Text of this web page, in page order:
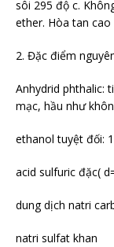
sôi 295 độ c.
ether. Hòa tan
2. Đặc điểm
Anhydrid phthalic:
mạc, hầu như
ethanol tuyệt đối:
acid sulfuric đặc(
dung dịch natri
natri sulfat khan